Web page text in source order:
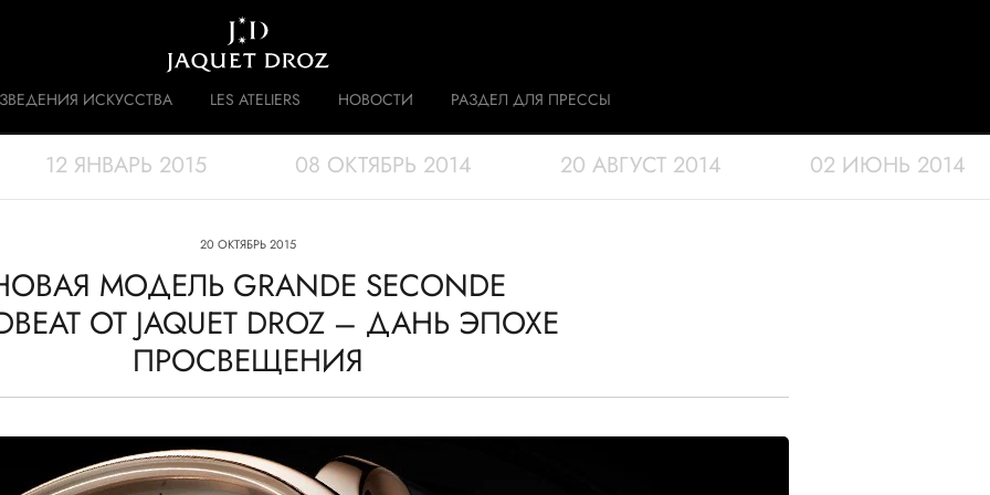
A DISRUPTIVE LEGACY ИСТОРИЯ
ИСКУССТВА LES ATELIERS НОВОСТИ РАЗДЕЛ ДЛЯ ПРЕССЫ
12 ЯНВАРЬ 2015 08 ОКТЯБРЬ 2014 20 АВГУСТ 2014 02 ИЮНЬ 2014
20 ОКТЯБРЬ 2015
МОДЕЛЬ GRANDE SECONDE
ОТ JAQUET DROZ – ДАНЬ ЭПОХЕ
ПРОСВЕЩЕНИЯ